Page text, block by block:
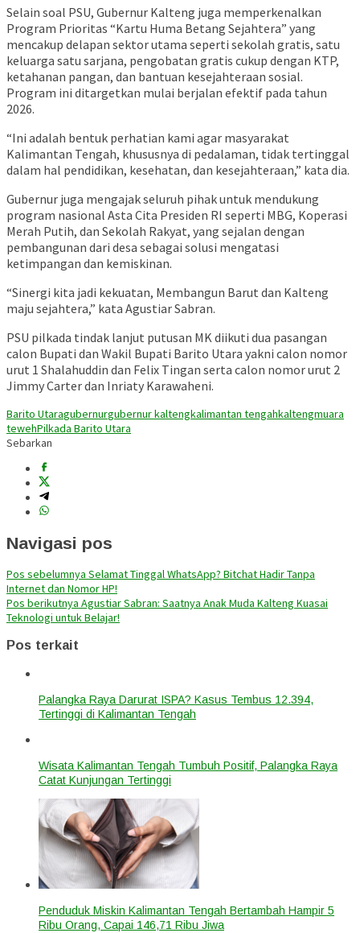
Selain soal PSU, Gubernur Kalteng juga memperkenalkan
Program Prioritas “Kartu Huma Betang Sejahtera” yang
mencakup delapan sektor utama seperti sekolah gratis, satu
keluarga satu sarjana, pengobatan gratis cukup dengan KTP,
ketahanan pangan, dan bantuan kesejahteraan sosial.
Program ini ditargetkan mulai berjalan efektif pada tahun
2026.
“Ini adalah bentuk perhatian kami agar masyarakat
Kalimantan Tengah, khususnya di pedalaman, tidak tertinggal
dalam hal pendidikan, kesehatan, dan kesejahteraan,” kata dia.
Gubernur juga mengajak seluruh pihak untuk mendukung
program nasional Asta Cita Presiden RI seperti MBG, Koperasi
Merah Putih, dan Sekolah Rakyat, yang sejalan dengan
pembangunan dari desa sebagai solusi mengatasi
ketimpangan dan kemiskinan.
“Sinergi kita jadi kekuatan, Membangun Barut dan Kalteng
maju sejahtera,” kata Agustiar Sabran.
PSU pilkada tindak lanjut putusan MK diikuti dua pasangan
calon Bupati dan Wakil Bupati Barito Utara yakni calon nomor
urut 1 Shalahuddin dan Felix Tingan serta calon nomor urut 2
Jimmy Carter dan Inriaty Karawaheni.
Barito Utaragubernurgubernur kaltengkalimantan tengahkaltengmuara
tewehPilkada Barito Utara
Sebarkan
Navigasi pos
Pos sebelumnya Selamat Tinggal WhatsApp? Bitchat Hadir Tanpa
Internet dan Nomor HP!
Pos berikutnya Agustiar Sabran: Saatnya Anak Muda Kalteng Kuasai
Teknologi untuk Belajar!
Pos terkait
Palangka Raya Darurat ISPA? Kasus Tembus 12.394,
Tertinggi di Kalimantan Tengah
Wisata Kalimantan Tengah Tumbuh Positif, Palangka Raya
Catat Kunjungan Tertinggi
Penduduk Miskin Kalimantan Tengah Bertambah Hampir 5
Ribu Orang, Capai 146,71 Ribu Jiwa